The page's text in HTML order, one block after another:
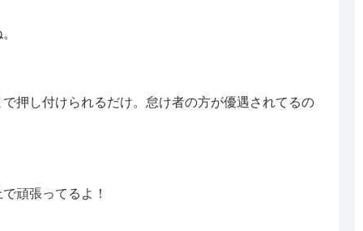
押し付けられるだけ。怠け者の方が優遇されてるの
頑張ってるよ！